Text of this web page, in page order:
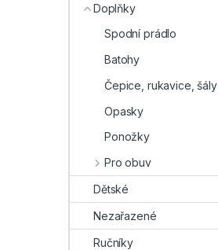
Doplňky
Spodní prádlo
Batohy
Čepice, rukavice, šály
Opasky
Ponožky
Pro obuv
Dětské
Nezařazené
Ručníky